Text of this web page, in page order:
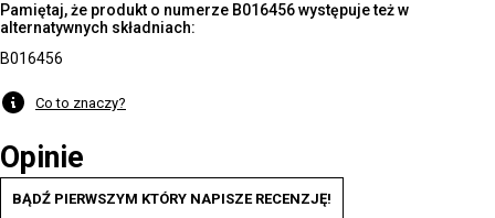
Pamiętaj, że produkt o numerze B016456 występuje też w
alternatywnych składniach:
B016456
Co to znaczy?
Opinie
BĄDŹ PIERWSZYM KTÓRY NAPISZE RECENZJĘ!